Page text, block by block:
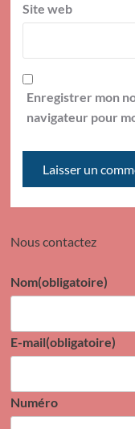
Site web
Enregistrer mon
navigateur pour
Nous contactez
Nom(obligatoire)
E-mail(obligatoire)
Numéro